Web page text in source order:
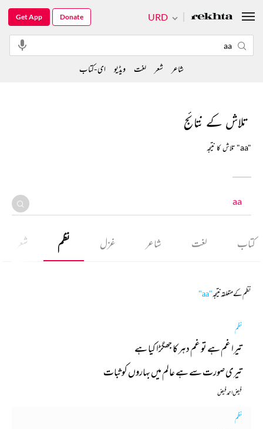
تلاش کے نتائج
تلاش کا نتیجہ "aa"
کتاب لغت شاعر غزل نظم شعر
نظم کے متعلقہ نتیجہ"aa"
نظم
تیرا غم ہے تو غم دہر کا جھگڑا کیا ہے
تیری صورت سے ہے عالم میں بہاروں کو ثبات
فیض احمد فیض
نظم
URD
Get App Donate
شاعر شعر لغت ویڈیو ای-کتاب